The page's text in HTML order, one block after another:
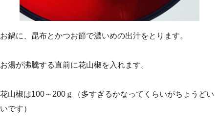
お鍋に、昆布とかつお節で濃いめの出汁をとります。
お湯が沸騰する直前に花山椒を入れます。
花山椒は100～200ｇ（多すぎるかなってくらいがちょうどい
いです）